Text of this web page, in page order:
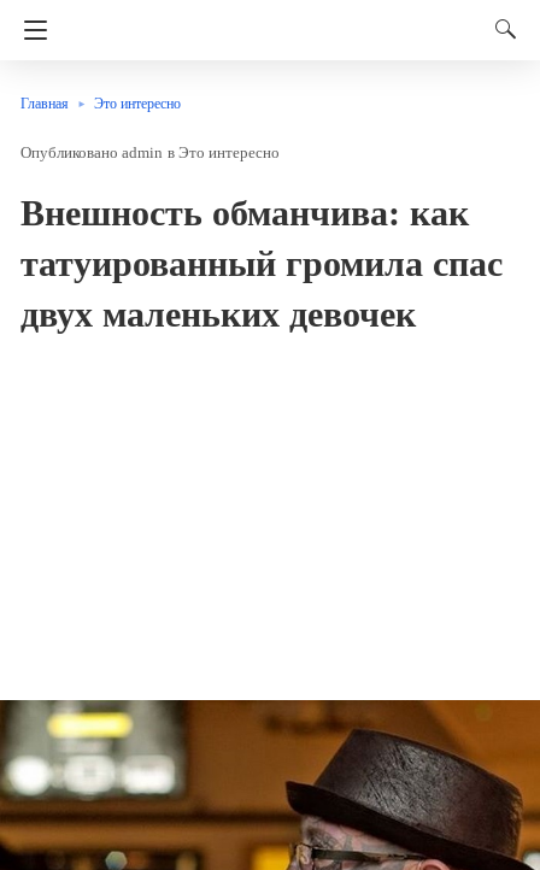
Главная Это интересно
admin в Это интересно
Внешность обманчива: как
татуированный громила спас
двух маленьких девочек